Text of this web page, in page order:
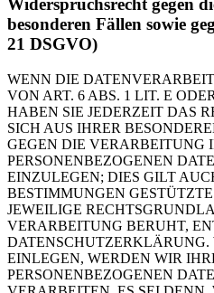
Widerspruchsrecht gegen
besonderen Fällen sowie
21 DSGVO)
WENN DIE
VON ART. 6 ABS. 1 LIT. E
HABEN SIE JEDERZEIT DAS
SICH AUS IHRER
GEGEN DIE VERARBEITUNG
PERSONENBEZOGENEN
EINZULEGEN; DIES GILT
BESTIMMUNGEN
JEWEILIGE
VERARBEITUNG BERUHT,
DATENSCHUTZERKLÄRUNG.
EINLEGEN, WERDEN WIR
PERSONENBEZOGENEN